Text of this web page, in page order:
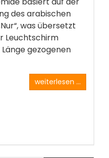
des arabischen
was übersetzt
Leuchtschirm
gezogenen
weiterlesen ...